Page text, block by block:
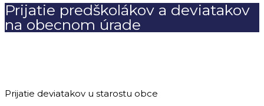
Prijatie predškolákov a deviatakov
na obecnom úrade
Prijatie deviatakov u starostu obce